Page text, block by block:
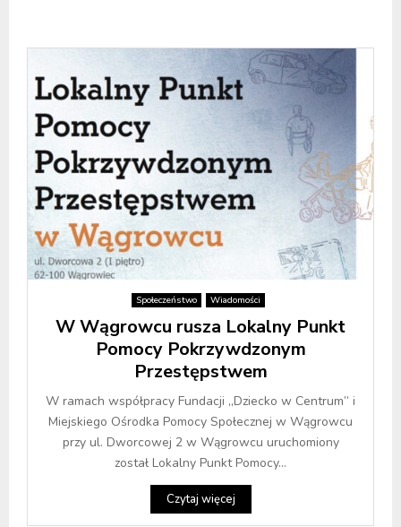
Społeczeństwo Wiadomości
W Wągrowcu rusza Lokalny Punkt
Pomocy Pokrzywdzonym
Przestępstwem
W ramach współpracy Fundacji „Dziecko w Centrum” i
Miejskiego Ośrodka Pomocy Społecznej w Wągrowcu
przy ul. Dworcowej 2 w Wągrowcu uruchomiony
został Lokalny Punkt Pomocy...
Czytaj więcej